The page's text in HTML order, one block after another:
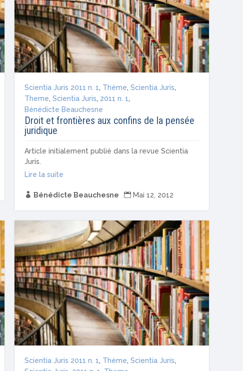
Scientia Juris 2011 n. 1, Thème, Scientia Juris,
Theme, Scientia Juris, 2011 n. 1,
Bénédicte Beauchesne
Droit et frontières aux confins de la pensée
juridique
Article initialement publié dans la revue Scientia
Juris.
Lire la suite
 Bénédicte Beauchesne  Mai 12, 2012
Scientia Juris 2011 n. 1, Thème, Scientia Juris,